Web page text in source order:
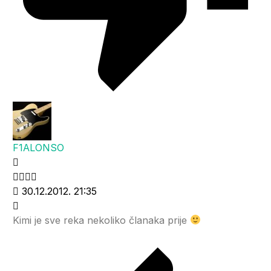
F1ALONSO
30.12.2012. 21:35
Kimi je sve reka nekoliko članaka prije